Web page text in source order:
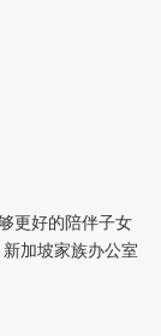
更好的陪伴子女
新加坡家族办公室